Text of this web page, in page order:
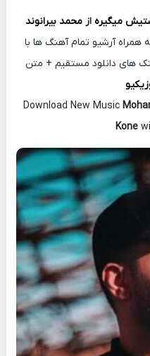
میگیره از محمد بیرانوند
همراه آرشیو تمام آهنگ ها با
های دانلود مستقیم + متن
Download New Music
Kone